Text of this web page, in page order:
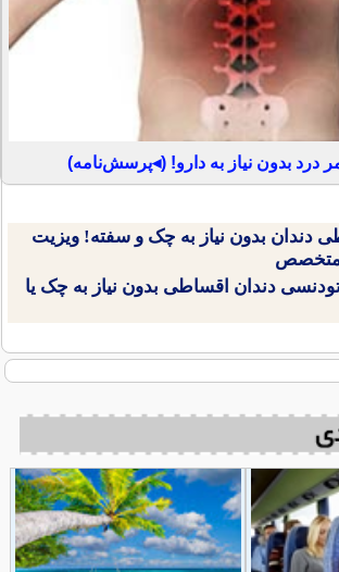
درد بدون نیاز به دارو! (◂پرسش‌نامه)
دندان بدون نیاز به چک و سفته! ویزیت
متخصص
دندان اقساطی بدون نیاز به چک یا